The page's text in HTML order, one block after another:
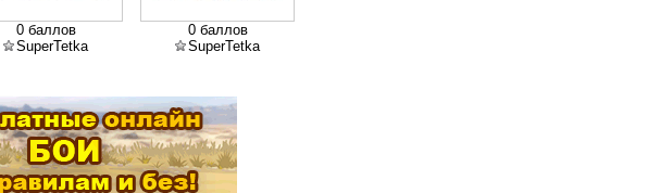
0 баллов
SuperTetka
0 баллов
SuperTetka